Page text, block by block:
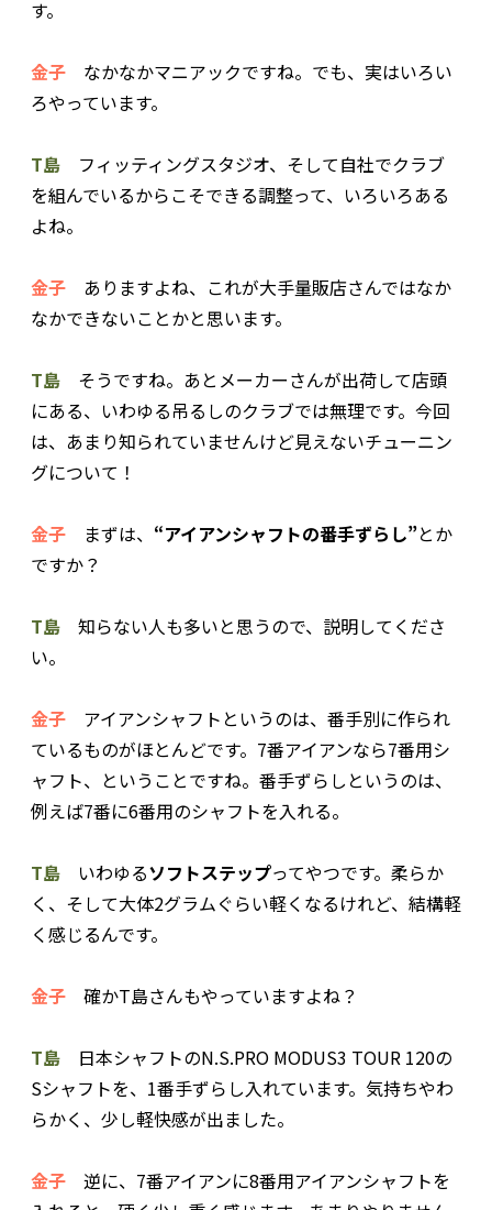
す。
金子 なかなかマニアックですね。でも、実はいろい
ろやっています。
T島 フィッティングスタジオ、そして自社でクラブ
を組んでいるからこそできる調整って、いろいろある
よね。
金子 ありますよね、これが大手量販店さんではなか
なかできないことかと思います。
T島 そうですね。あとメーカーさんが出荷して店頭
にある、いわゆる吊るしのクラブでは無理です。今回
は、あまり知られていませんけど見えないチューニン
グについて！
金子 まずは、 “アイアンシャフトの番手ずらし”とか
ですか？
T島 知らない人も多いと思うので、説明してくださ
い。
金子 アイアンシャフトというのは、番手別に作られ
ているものがほとんどです。7番アイアンなら7番用シ
ャフト、ということですね。番手ずらしというのは、
例えば7番に6番用のシャフトを入れる。
T島 いわゆるソフトステップってやつです。柔らか
く、そして大体2グラムぐらい軽くなるけれど、結構軽
く感じるんです。
金子 確かT島さんもやっていますよね？
T島 日本シャフトのN.S.PRO MODUS3 TOUR 120の
Sシャフトを、1番手ずらし入れています。気持ちやわ
らかく、少し軽快感が出ました。
金子 逆に、7番アイアンに8番用アイアンシャフトを